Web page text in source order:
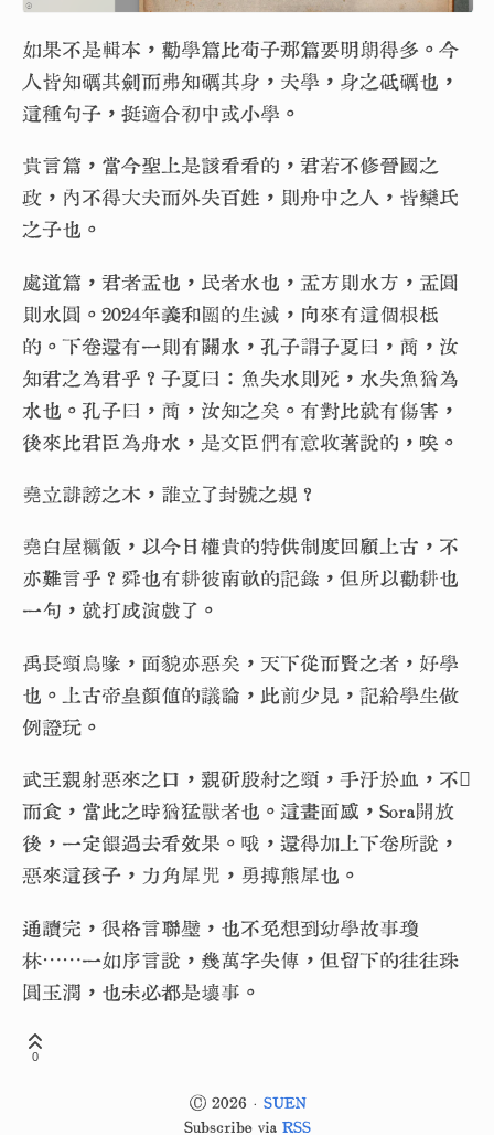
如果不是輯本，勸學篇比荀子那篇要明朗得多。今
人皆知礪其劍而弗知礪其身，夫學，身之砥礪也，
這種句子，挺適合初中或小學。
貴言篇，當今聖上是該看看的，君若不修晉國之
政，內不得大夫而外失百姓，則舟中之人，皆欒氏
之子也。
處道篇，君者盂也，民者水也，盂方則水方，盂圓
則水圓。2024年義和團的生滅，向來有這個根柢
的。下卷還有一則有關水，孔子謂子夏曰，商，汝
知君之為君乎？子夏曰：魚失水則死，水失魚猶為
水也。孔子曰，商，汝知之矣。有對比就有傷害，
後來比君臣為舟水，是文臣們有意收著說的，唉。
堯立誹謗之木，誰立了封號之規？
堯白屋糲飯，以今日權貴的特供制度回顧上古，不
亦難言乎？舜也有耕彼南畝的記錄，但所以勸耕也
一句，就打成演戲了。
禹長頸鳥喙，面貌亦惡矣，天下從而賢之者，好學
也。上古帝皇顏值的議論，此前少見，記給學生做
例證玩。
武王親射惡來之口，親斫殷紂之頸，手汙於血，不𤃗
而食，當此之時猶猛獸者也。這畫面感，Sora開放
後，一定餵過去看效果。哦，還得加上下卷所說，
惡來這孩子，力角犀兕，勇搏熊犀也。
通讀完，很格言聯璧，也不免想到幼學故事瓊
林⋯⋯一如序言說，幾萬字失傳，但留下的往往珠
圓玉潤，也未必都是壞事。
0
© 2026 · SUEN
Subscribe via RSS